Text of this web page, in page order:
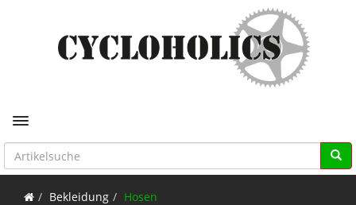
Toggle navigation
Bekleidung Hosen